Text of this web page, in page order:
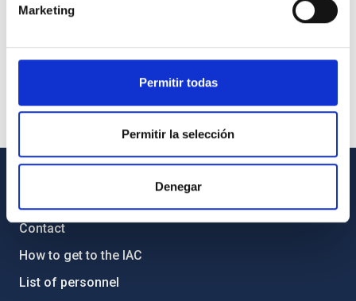
Marketing
Permitir todas
Permitir la selección
Denegar
Contact
How to get to the IAC
List of personnel